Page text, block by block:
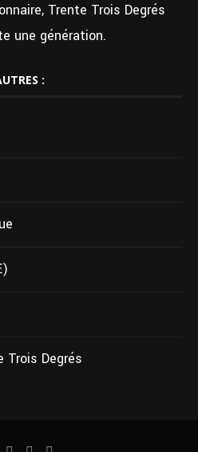
Trente Trois Degrés
une génération.
:
Trois Degrés